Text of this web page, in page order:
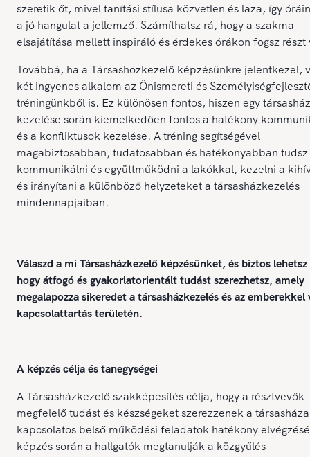
szeretik őt, mivel tanítási stílusa közvetlen és laza, így
a jó hangulat a jellemző. Számíthatsz rá, hogy a szakma
elsajátítása mellett inspiráló és érdekes órákon fogsz részt
Továbbá, ha a Társashozkezelő képzésünkre jelentkezel,
két ingyenes alkalom az Önismereti és
tréningünkből is. Ez különösen fontos, hiszen egy társasház
kezelése során kiemelkedően fontos a hatékony
és a konfliktusok kezelése. A tréning segítségével
magabiztosabban, tudatosabban és hatékonyabban
kommunikálni és együttműködni a lakókkal, kezelni a
és irányítani a különböző helyzeteket a társasházkezelés
mindennapjaiban.
Válaszd a mi Társasházkezelő képzésünket, és biztos
hogy átfogó és gyakorlatorientált tudást szerezhetsz, amely
megalapozza sikeredet a társasházkezelés és az emberekkel
kapcsolattartás területén.
A képzés célja és tanegységei
A Társasházkezelő szakképesítés célja, hogy a résztvevők
megfelelő tudást és készségeket szerezzenek a
kapcsolatos belső működési feladatok hatékony
képzés során a hallgatók megtanulják a közgyűlés